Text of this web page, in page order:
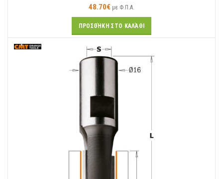
48.70€ με Φ.Π.Α.
ΠΡΟΣΘΉΚΗ ΣΤΟ ΚΑΛΆΘΙ